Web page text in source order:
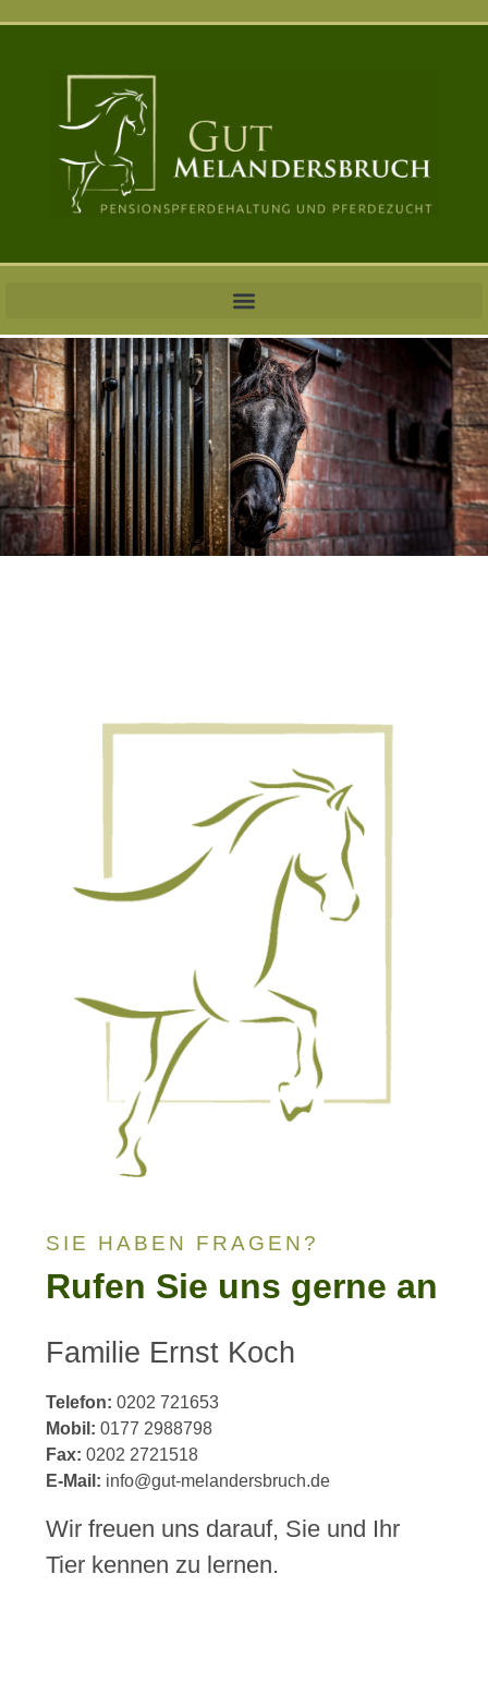
SIE HABEN FRAGEN?
Rufen Sie uns gerne an
Familie Ernst Koch
Telefon: 0202 721653
Mobil: 0177 2988798
Fax: 0202 2721518
E-Mail: info@gut-melandersbruch.de
Wir freuen uns darauf, Sie und Ihr
Tier kennen zu lernen.